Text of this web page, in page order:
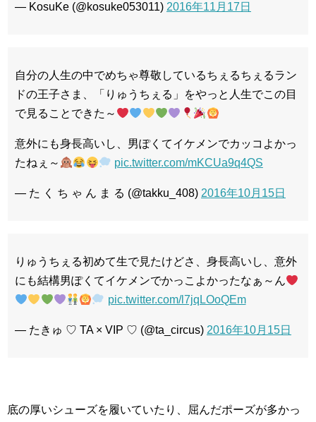
— KosuKe (@kosuke053011) 2016年11月17日
自分の人生の中でめちゃ尊敬しているちぇるちぇるラン
ドの王子さま、「りゅうちぇる」をやっと人生でこの目
で見ることできた～
意外にも身長高いし、男ぽくてイケメンでカッコよかっ
たねぇ～
pic.twitter.com/mKCUa9q4QS
— た く ち ゃ ん ま る (@takku_408) 2016年10月15日
りゅうちぇる初めて生で見たけどさ、身長高いし、意外
にも結構男ぽくてイケメンでかっこよかったなぁ～ん
pic.twitter.com/l7jqLOoQEm
— たきゅ ♡ TA × VIP ♡ (@ta_circus) 2016年10月15日
底の厚いシューズを履いていたり、屈んだポーズが多かっ